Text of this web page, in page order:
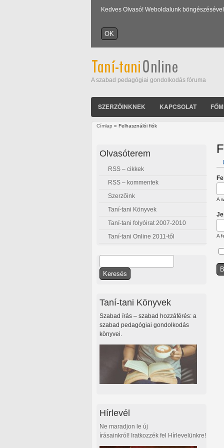
Kedves Olvasó! Weboldalunk
A szabad pedagógiai gondolkodás fóruma
SZERZŐINKNEK KAPCSOLAT
Címlap » Felhasználói fiók
A
A
Olvasóterem
RSS – cikkek
RSS – kommentek
Szerzőink
Taní-tani Könyvek
Taní-tani folyóirat 2007-2010
Taní-tani Online 2011-től
Keresés űrlap
Taní-tani Könyvek
Szabad írás – szabad hozzáférés: a
szabad pedagógiai gondolkodás
könyvei.
Hírlevél
Ne maradjon le új
írásainkról! Iratkozzék fel Hírlevelünkre!